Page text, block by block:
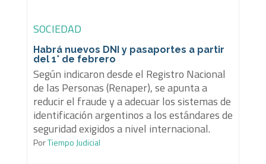
SOCIEDAD
Habrá nuevos DNI y pasaportes a partir
del 1° de febrero
Según indicaron desde el Registro Nacional
de las Personas (Renaper), se apunta a
reducir el fraude y a adecuar los sistemas de
identificación argentinos a los estándares de
seguridad exigidos a nivel internacional.
PorTiempo Judicial